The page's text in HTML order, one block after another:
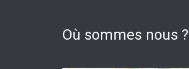
Où sommes nous ?